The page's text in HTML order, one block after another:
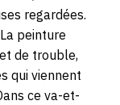
regardées.
peinture
de trouble,
qui viennent
ce va-et-